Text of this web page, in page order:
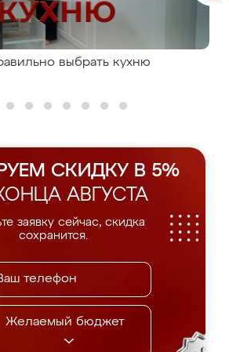
выбрать кухню
СКИДКУ В 5%
АВГУСТА
заявку сейчас, скидка
сохранится.
Желаемый бюджет